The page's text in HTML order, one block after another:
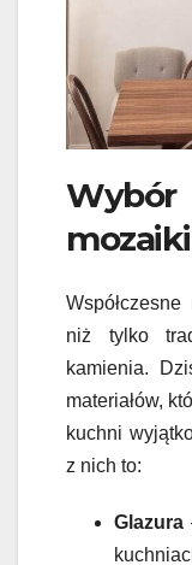
mozaiki
niż tylko
kamienia.
materiałów,
kuchni
z nich to:
Glazura